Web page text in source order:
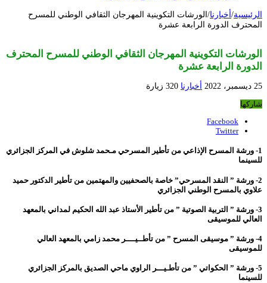
الرئيسية/ أخبارنا/ الورشات التكوينية المهرجان الثقافي الوطني للمسرح
المحترف الدورة الرابعة عشرة
الورشات التكوينية المهرجان الثقافي الوطني للمسرح المحترف
الدورة الرابعة عشرة
25 ديسمبر، 2022 أخبارنا 320 زيارة
شاركها
Facebook
Twitter
1- ورشة المسرح الإذاعي من تأطير المسرحي مـحمد شلوش في المركز الجزائري
للسينما
2- ورشة ” النقد المسرحي” خاصة بالصحفيين والمهتمين من تأطير الدكتور حميد
علاوي بالمسرح الوطني الجزائري
3- ورشة ” التربية الصوتية ” من تأطير الأستاذ عبد الله الحكيم لمداني بالمعهد
العالي للموسيقى
4- ورشة ” موسيقى المسرح ” من تأطــيــــر محمد زامي بالمعهد العالي
للموسيقى
5- ورشة ” الحكواتي ” من تأطـيـــر الراوي ماحي الصديق بالمركز الجزائري
للسينما